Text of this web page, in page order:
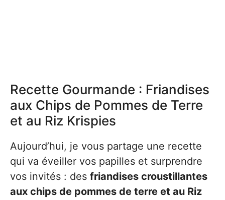
Recette Gourmande : Friandises
aux Chips de Pommes de Terre
et au Riz Krispies
Aujourd’hui, je vous partage une recette
qui va éveiller vos papilles et surprendre
vos invités : des friandises croustillantes
aux chips de pommes de terre et au Riz